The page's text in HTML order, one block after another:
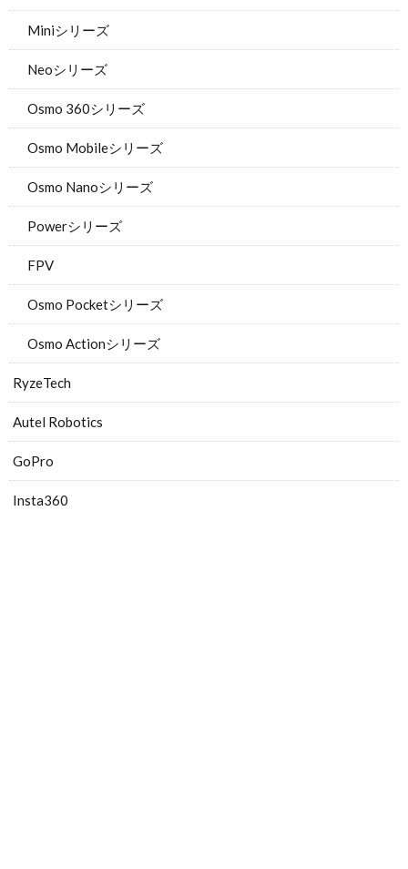
Miniシリーズ
Neoシリーズ
Osmo 360シリーズ
Osmo Mobileシリーズ
Osmo Nanoシリーズ
Powerシリーズ
FPV
Osmo Pocketシリーズ
Osmo Actionシリーズ
RyzeTech
Autel Robotics
GoPro
Insta360